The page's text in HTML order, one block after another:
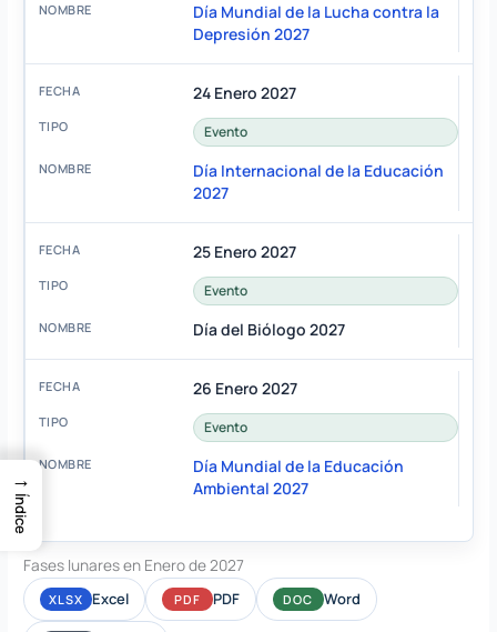
Día Mundial de la Lucha contra la
Depresión 2027
24 Enero 2027
Evento
Día Internacional de la Educación
2027
25 Enero 2027
Evento
Día del Biólogo 2027
26 Enero 2027
Evento
Día Mundial de la Educación
Ambiental 2027
Fases lunares en Enero de 2027
XLSX Excel PDF PDF DOC Word
→
Índice